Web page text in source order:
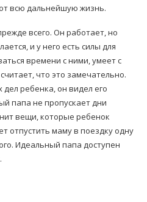
всю дальнейшую жизнь.
всего. Он работает, но
и у него есть силы для
времени с ними, умеет с
что это замечательно.
ребенка, он видел его
папа не пропускает дни
вещи, которые ребенок
отпустить маму в поездку одну
Идеальный папа доступен